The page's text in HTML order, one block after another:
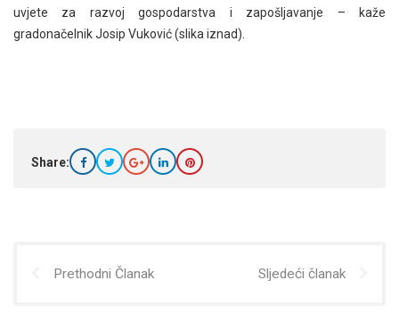
uvjete za razvoj gospodarstva i zapošljavanje – kaže
gradonačelnik Josip Vuković (slika iznad).
Share:
Prethodni Članak Sljedeći članak